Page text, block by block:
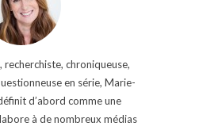
chroniqueuse,
en série, Marie-
d’abord comme une
à de nombreux médias